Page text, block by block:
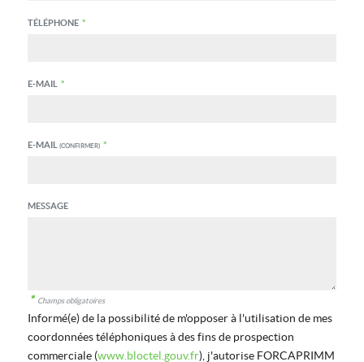
TÉLÉPHONE *
E-MAIL *
E-MAIL(CONFIRMER) *
MESSAGE
* Champs obligatoires
Informé(e) de la possibilité de m'opposer à l'utilisation de mes
coordonnées téléphoniques à des fins de prospection
commerciale (www.bloctel.gouv.fr), j'autorise FORCAPRIMM